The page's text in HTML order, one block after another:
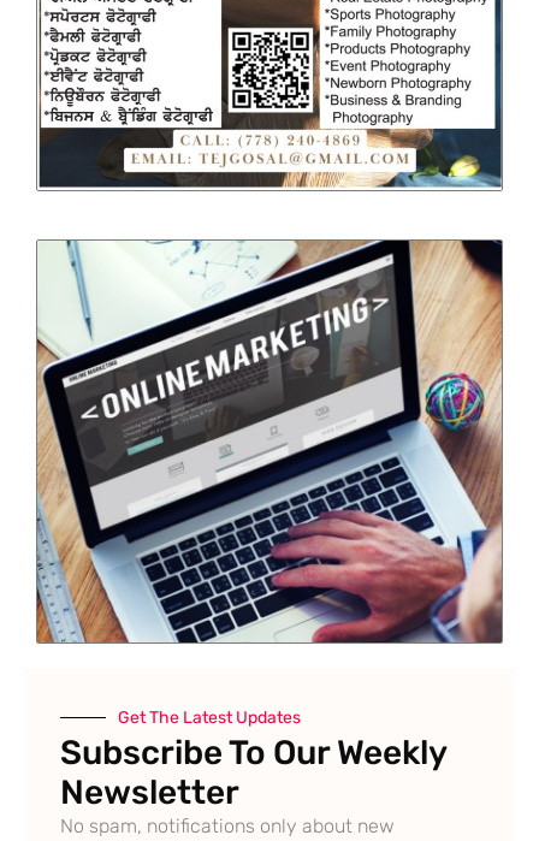
Get The Latest Updates
Subscribe To Our Weekly
Newsletter
No spam, notifications only about new